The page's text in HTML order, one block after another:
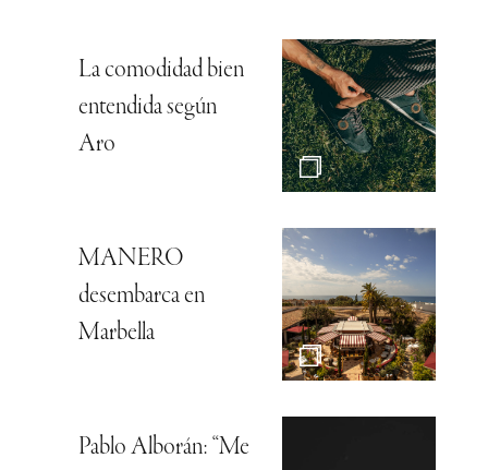
La comodidad bien
entendida según
Aro
MANERO
desembarca en
Marbella
Pablo Alborán: “Me